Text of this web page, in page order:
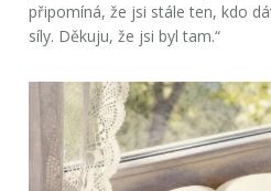
připomíná, že jsi stále ten, kdo
síly. Děkuju, že jsi byl tam.“